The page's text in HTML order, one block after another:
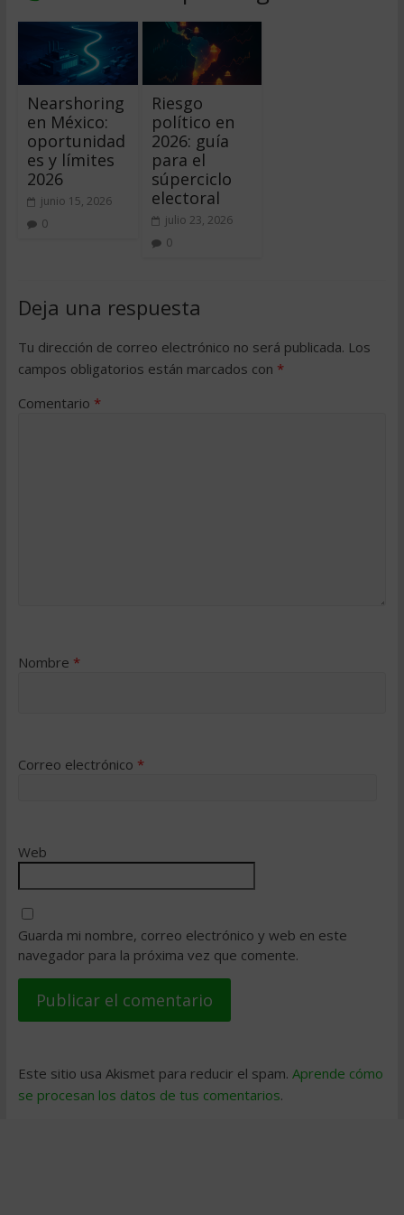
Nearshoring
en México:
oportunidad
es y límites
2026
junio 15, 2026
0
Riesgo
político en
2026: guía
para el
súperciclo
electoral
julio 23, 2026
0
Deja una respuesta
Tu dirección de correo electrónico no será publicada. Los
campos obligatorios están marcados con *
Comentario *
Nombre *
Correo electrónico *
Web
Guarda mi nombre, correo electrónico y web en este
navegador para la próxima vez que comente.
Este sitio usa Akismet para reducir el spam. Aprende cómo
se procesan los datos de tus comentarios.